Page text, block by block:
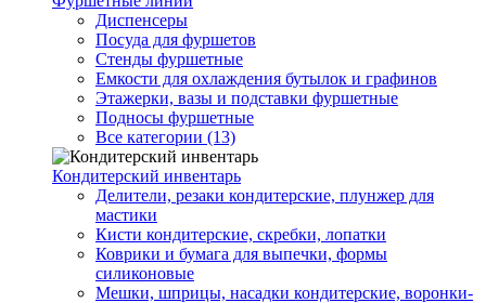
Диспенсеры
Посуда для фуршетов
Стенды фуршетные
Емкости для охлаждения бутылок и графинов
Этажерки, вазы и подставки фуршетные
Подносы фуршетные
Все категории (13)
Кондитерский инвентарь
Делители, резаки кондитерские, плунжер для
мастики
Кисти кондитерские, скребки, лопатки
Коврики и бумага для выпечки, формы
силиконовые
Мешки, шприцы, насадки кондитерские, воронки-